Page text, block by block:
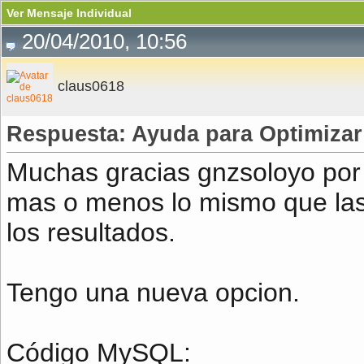
Ver Mensaje Individual
20/04/2010, 10:56
claus0618
Respuesta: Ayuda para
Muchas gracias gnzsoloyo
mas o menos lo mismo que
los resultados.
Tengo una nueva opcion.
Código MySQL: